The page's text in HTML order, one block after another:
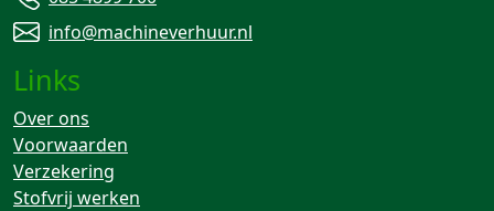
info@machineverhuur.nl
Links
Over ons
Voorwaarden
Verzekering
Stofvrij werken